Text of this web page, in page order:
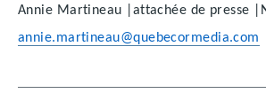
Annie Martineau |attachée de presse
annie.martineau@quebecormedia.com